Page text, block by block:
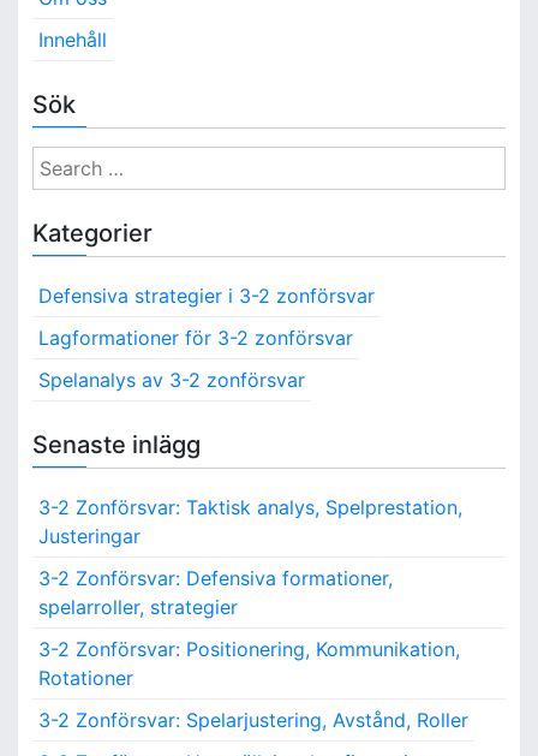
Innehåll
Sök
S
e
r
h
Kategorier
Defensiva strategier i 3-2 zonförsvar
Lagformationer för 3-2 zonförsvar
Spelanalys av 3-2 zonförsvar
Senaste inlägg
3-2 Zonförsvar: Taktisk analys, Spelprestation,
Justeringar
3-2 Zonförsvar: Defensiva formationer,
spelarroller, strategier
3-2 Zonförsvar: Positionering, Kommunikation,
Rotationer
3-2 Zonförsvar: Spelarjustering, Avstånd, Roller